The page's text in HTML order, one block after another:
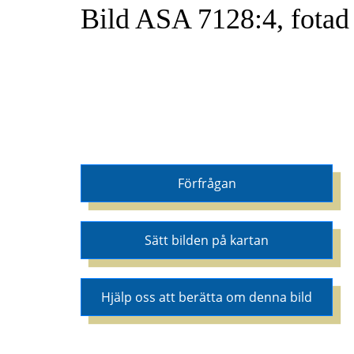
Bild ASA 7128:4,
Förfrågan
Sätt bilden på kartan
Hjälp oss att berätta om denna bild